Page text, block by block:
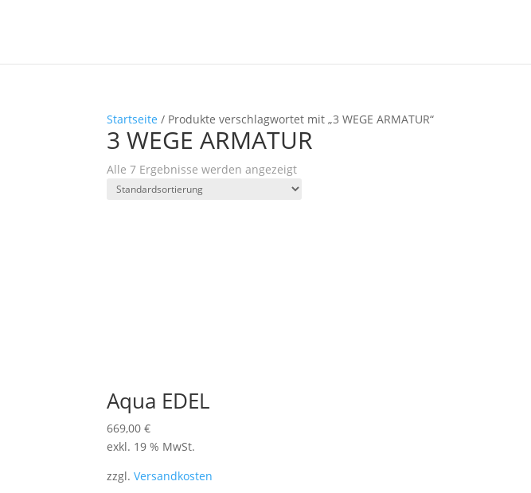
Startseite / Produkte verschlagwortet mit „3 WEGE ARMATUR“
3 WEGE ARMATUR
Alle 7 Ergebnisse werden angezeigt
Aqua EDEL
669,00€
exkl. 19 % MwSt.
zzgl.Versandkosten